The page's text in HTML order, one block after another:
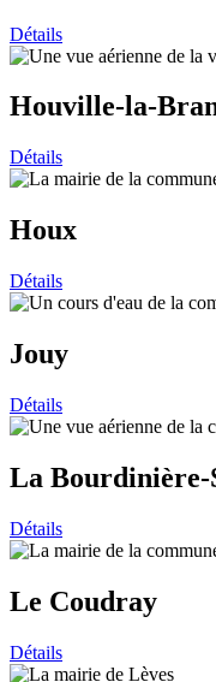
Détails
Houville-la-
Détails
Houx
Détails
Jouy
Détails
La
Détails
Le Coudray
Détails